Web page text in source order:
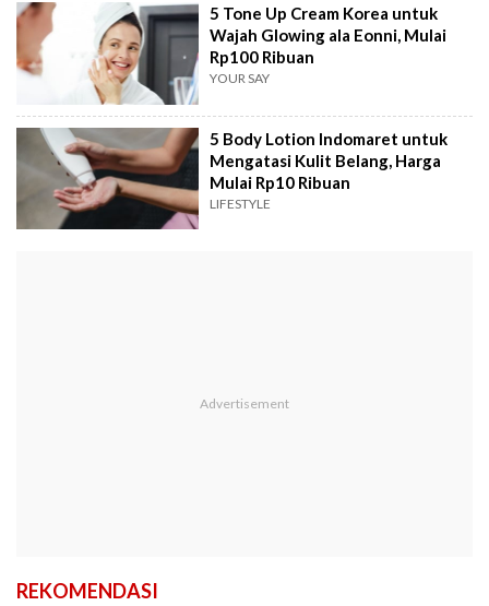
5 Tone Up Cream Korea untuk
Wajah Glowing ala Eonni, Mulai
Rp100 Ribuan
YOUR SAY
5 Body Lotion Indomaret untuk
Mengatasi Kulit Belang, Harga
Mulai Rp10 Ribuan
LIFESTYLE
REKOMENDASI